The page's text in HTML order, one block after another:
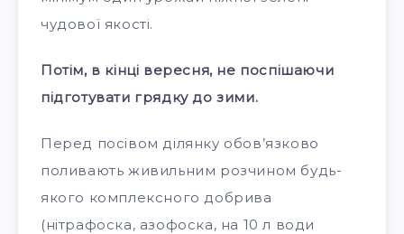
чудової якості.
Потім, в кінці вересня, не поспішаючи
підготувати грядку до зими.
Перед посівом ділянку обов’язково
поливають живильним розчином будь-
якого комплексного добрива
(нітрафоска, азофоска, на 10 л води